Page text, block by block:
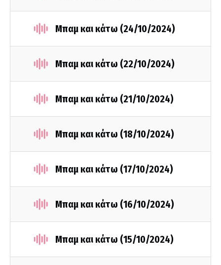
Μπαμ και κάτω (24/10/2024)
Μπαμ και κάτω (22/10/2024)
Μπαμ και κάτω (21/10/2024)
Μπαμ και κάτω (18/10/2024)
Μπαμ και κάτω (17/10/2024)
Μπαμ και κάτω (16/10/2024)
Μπαμ και κάτω (15/10/2024)